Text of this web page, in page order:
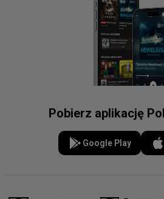
Pobierz aplikację
Google Play